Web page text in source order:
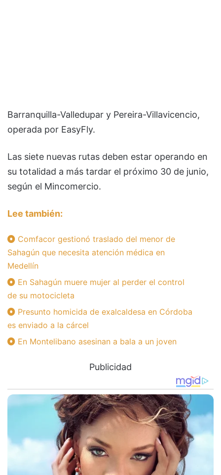
Barranquilla-Valledupar y Pereira-Villavicencio,
operada por EasyFly.
Las siete nuevas rutas deben estar operando en
su totalidad a más tardar el próximo 30 de junio,
según el Mincomercio.
Lee también:
Comfacor gestionó traslado del menor de
Sahagún que necesita atención médica en
Medellín
En Sahagún muere mujer al perder el control
de su motocicleta
Presunto homicida de exalcaldesa en Córdoba
es enviado a la cárcel
En Montelibano asesinan a bala a un joven
Publicidad